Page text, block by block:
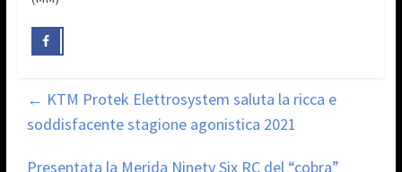
← KTM Protek Elettrosystem saluta la ricca e
soddisfacente stagione agonistica 2021
Presentata la Merida Ninety Six RC del “cobra”